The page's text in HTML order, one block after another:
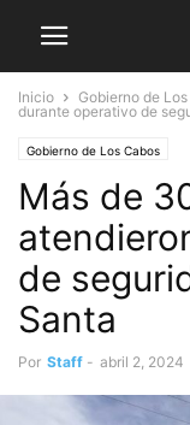
Inicio Gobierno de
durante operativo de
Gobierno de Los Cabos
Más de
de
Santa
Por Staff - abril 2, 2024